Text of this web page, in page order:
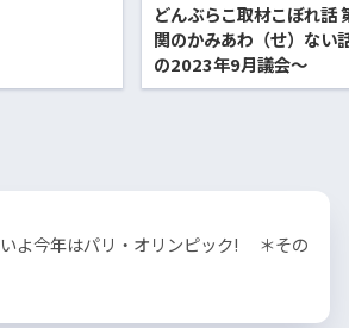
どんぶらこ取材こぼれ話
関のかみあわ（せ）ない
の2023年9月議会〜
よ今年はパリ・オリンピック! ＊その